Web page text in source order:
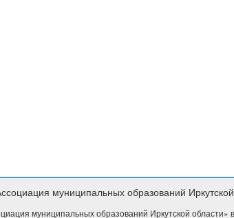
муниципальных образований
муниципальных образований Иркутской области»